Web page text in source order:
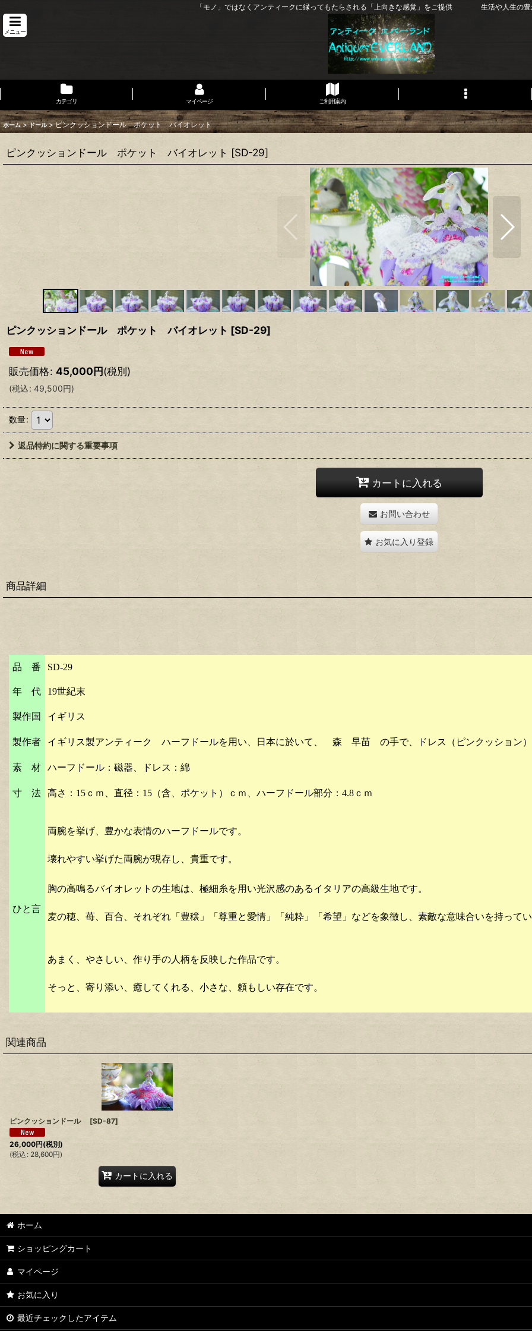
「モノ」ではなくアンティークに縁ってもたらされる「上向きな感覚」をご提供 生活や人生の豊
メニュー
カテゴリ マイページ ご利用案内
ホーム > ドール > ピンクッションドール ポケット バイオレット
ピンクッションドール ポケット バイオレット [SD-29]
ピンクッションドール ポケット バイオレット [SD-29]
販売価格: 45,000円(税別)
(税込: 49,500円)
数量:
返品特約に関する重要事項
カートに入れる
お問い合わせ
お気に入り登録
商品詳細
品 番 SD-29
年 代 19世紀末
製作国 イギリス
製作者 イギリス製アンティーク ハーフドールを用い、日本に於いて、 森 早苗 の手で、ドレス（ピンクッション
素 材 ハーフドール：磁器、ドレス：綿
寸 法 高さ：15ｃｍ、直径：15（含、ポケット）ｃｍ、 ハーフドール部分：4.8ｃｍ
ひと言
両腕を挙げ、豊かな表情のハーフドールです。
壊れやすい挙げた両腕が現存し、貴重です。
胸の高鳴るバイオレットの生地は、極細糸を用い光沢感のあるイタリアの高級生地です。
麦の穂、苺、百合、それぞれ「豊穣」「尊重と愛情」「純粋」「希望」などを象徴し、 素敵な意味合いを持って
あまく、やさしい、作り手の人柄を反映した作品です。
そっと、寄り添い、癒してくれる、小さな、頼もしい存在です。
関連商品
ピンクッションドール [SD-87]
26,000円(税別)
(税込 : 28,600円)
カートに入れる
ホーム
ショッピングカート
マイページ
お気に入り
最近チェックしたアイテム